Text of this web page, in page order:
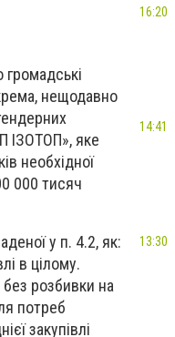
нещодавно
ІЗОТОП», яке
необхідної
000 тисяч
у п. 4.2, як:
в цілому.
розбивки на
потреб
закупівлі
16:20
14:41
13:30